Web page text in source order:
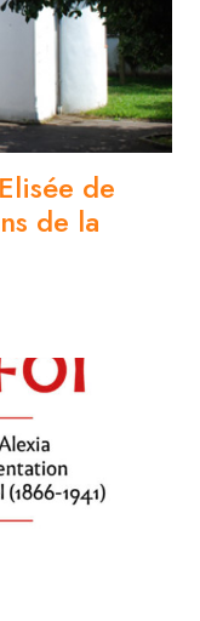
de
de la